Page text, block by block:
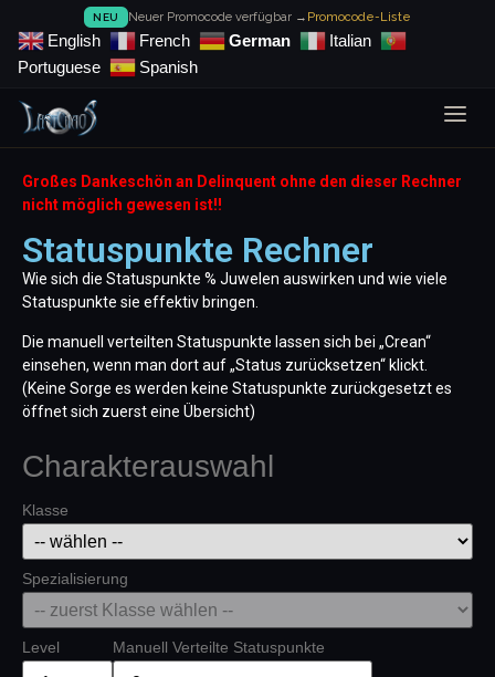
NEU Neuer Promocode verfügbar → Promocode-Liste
English French German
Italian
Portuguese
Spanish
Großes Dankeschön an Delinquent ohne den dieser Rechner
nicht möglich gewesen ist!!
Statuspunkte Rechner
Wie sich die Statuspunkte % Juwelen auswirken und wie viele
Statuspunkte sie effektiv bringen.
Die manuell verteilten Statuspunkte lassen sich bei „Crean“
einsehen, wenn man dort auf „Status zurücksetzen“ klickt.
(Keine Sorge es werden keine Statuspunkte zurückgesetzt es
öffnet sich zuerst eine Übersicht)
Charakterauswahl
Klasse
Spezialisierung
Level Manuell Verteilte Statuspunkte